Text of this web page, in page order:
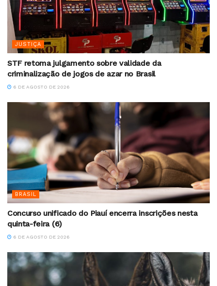
JUSTIÇA
STF retoma julgamento sobre validade da
criminalização de jogos de azar no Brasil
6 DE AGOSTO DE 2026
BRASIL
Concurso unificado do Piauí encerra inscrições nesta
quinta-feira (6)
6 DE AGOSTO DE 2026